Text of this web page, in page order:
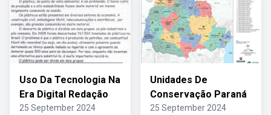
Uso Da Tecnologia Na
Era Digital Redação
25 September 2024
Unidades De
Conservação Paraná
25 September 2024